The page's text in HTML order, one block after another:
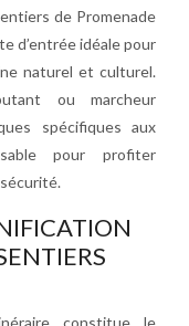
de Promenade
d’entrée idéale pour
naturel et culturel.
ou marcheur
spécifiques aux
pour profiter